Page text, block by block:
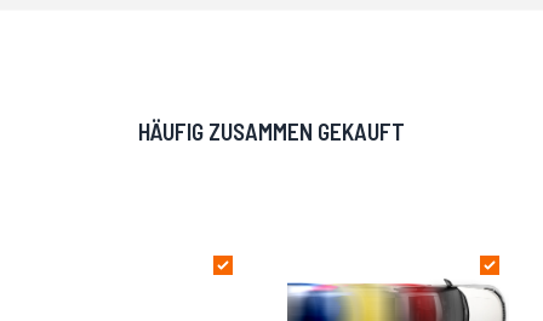
HÄUFIG ZUSAMMEN GEKAUFT